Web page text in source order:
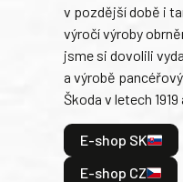
v pozdější době i
výročí výroby
jsme si dovolili
a výrobě
Škoda v letech 1919
E-shop SK
E-shop CZ